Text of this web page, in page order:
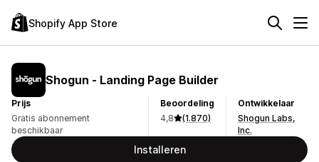
Shopify App Store
Shogun ‑ Landing Page Builder
Prijs
Gratis abonnement
beschikbaar
Beoordeling
4,8
(1.870)
Ontwikkelaar
Shogun Labs,
Inc.
Installeren